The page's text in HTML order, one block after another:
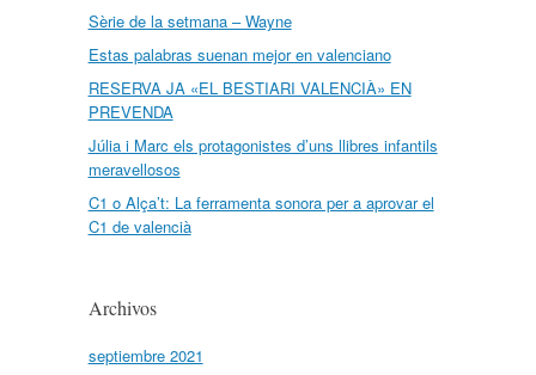
Sèrie de la setmana – Wayne
Estas palabras suenan mejor en valenciano
RESERVA JA «EL BESTIARI VALENCIÀ» EN
PREVENDA
Júlia i Marc els protagonistes d’uns llibres infantils
meravellosos
C1 o Alça’t: La ferramenta sonora per a aprovar el
C1 de valencià
Archivos
septiembre 2021